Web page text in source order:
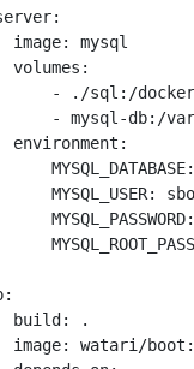
image: mysql
volumes:
- ./sql:/
- mysql-db:/
environment:
MYSQL_DATABASE:
MYSQL_USER:
MYSQL_PASSWORD:
build: .